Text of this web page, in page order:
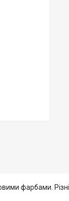
фарбами.